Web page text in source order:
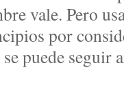
vale. Pero
por
puede seguir